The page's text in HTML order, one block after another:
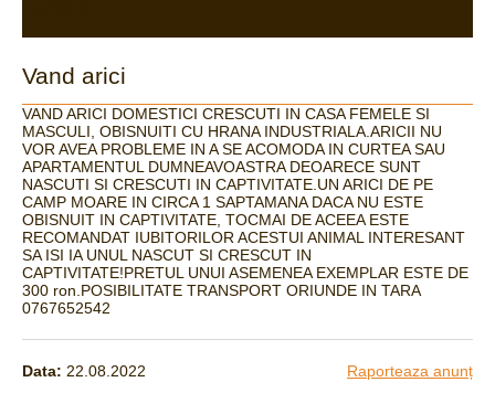
Vand arici
VAND ARICI DOMESTICI CRESCUTI IN CASA FEMELE SI
MASCULI, OBISNUITI CU HRANA INDUSTRIALA.ARICII NU
VOR AVEA PROBLEME IN A SE ACOMODA IN CURTEA SAU
APARTAMENTUL DUMNEAVOASTRA DEOARECE SUNT
NASCUTI SI CRESCUTI IN CAPTIVITATE.UN ARICI DE PE
CAMP MOARE IN CIRCA 1 SAPTAMANA DACA NU ESTE
OBISNUIT IN CAPTIVITATE, TOCMAI DE ACEEA ESTE
RECOMANDAT IUBITORILOR ACESTUI ANIMAL INTERESANT
SA ISI IA UNUL NASCUT SI CRESCUT IN
CAPTIVITATE!PRETUL UNUI ASEMENEA EXEMPLAR ESTE DE
300 ron.POSIBILITATE TRANSPORT ORIUNDE IN TARA
0767652542
Data: 22.08.2022 Raporteaza anunț